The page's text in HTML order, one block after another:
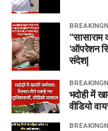
“सासाराम
‘ऑपरेशन
संदेश|
भदोही में
वीडियो